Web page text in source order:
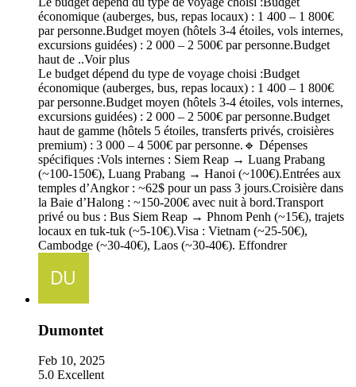
économique (auberges, bus, repas locaux) : 1 400 – 1 800€
par personne.Budget moyen (hôtels 3-4 étoiles, vols internes,
excursions guidées) : 2 000 – 2 500€ par personne.Budget
haut de ..Voir plus
Le budget dépend du type de voyage choisi :Budget
économique (auberges, bus, repas locaux) : 1 400 – 1 800€
par personne.Budget moyen (hôtels 3-4 étoiles, vols internes,
excursions guidées) : 2 000 – 2 500€ par personne.Budget
haut de gamme (hôtels 5 étoiles, transferts privés, croisières
premium) : 3 000 – 4 500€ par personne.🔹 Dépenses
spécifiques :Vols internes : Siem Reap → Luang Prabang
(~100-150€), Luang Prabang → Hanoi (~100€).Entrées aux
temples d’Angkor : ~62$ pour un pass 3 jours.Croisière dans
la Baie d’Halong : ~150-200€ avec nuit à bord.Transport
privé ou bus : Bus Siem Reap → Phnom Penh (~15€), trajets
locaux en tuk-tuk (~5-10€).Visa : Vietnam (~25-50€),
Cambodge (~30-40€), Laos (~30-40€). Effondrer
Dumontet
Feb 10, 2025
5.0 Excellent